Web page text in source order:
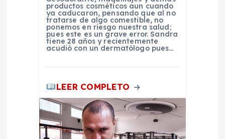
productos cosméticos aun cuando
ya caducaron, pensando que al no
tratarse de algo comestible, no
ponemos en riesgo nuestra salud;
pues este es un grave error. Sandra
tiene 28 años y recientemente
acudió con un dermatólogo pues…
LEER COMPLETO